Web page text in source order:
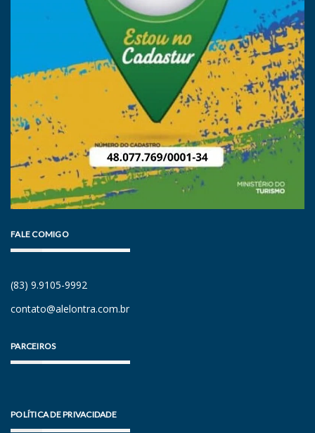
FALE COMIGO
(83) 9.9105-9992
contato@alelontra.com.br
PARCEIROS
POLÍTICA DE PRIVACIDADE